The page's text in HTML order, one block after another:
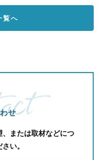
覧へ
せ
または取材などにつ
い。